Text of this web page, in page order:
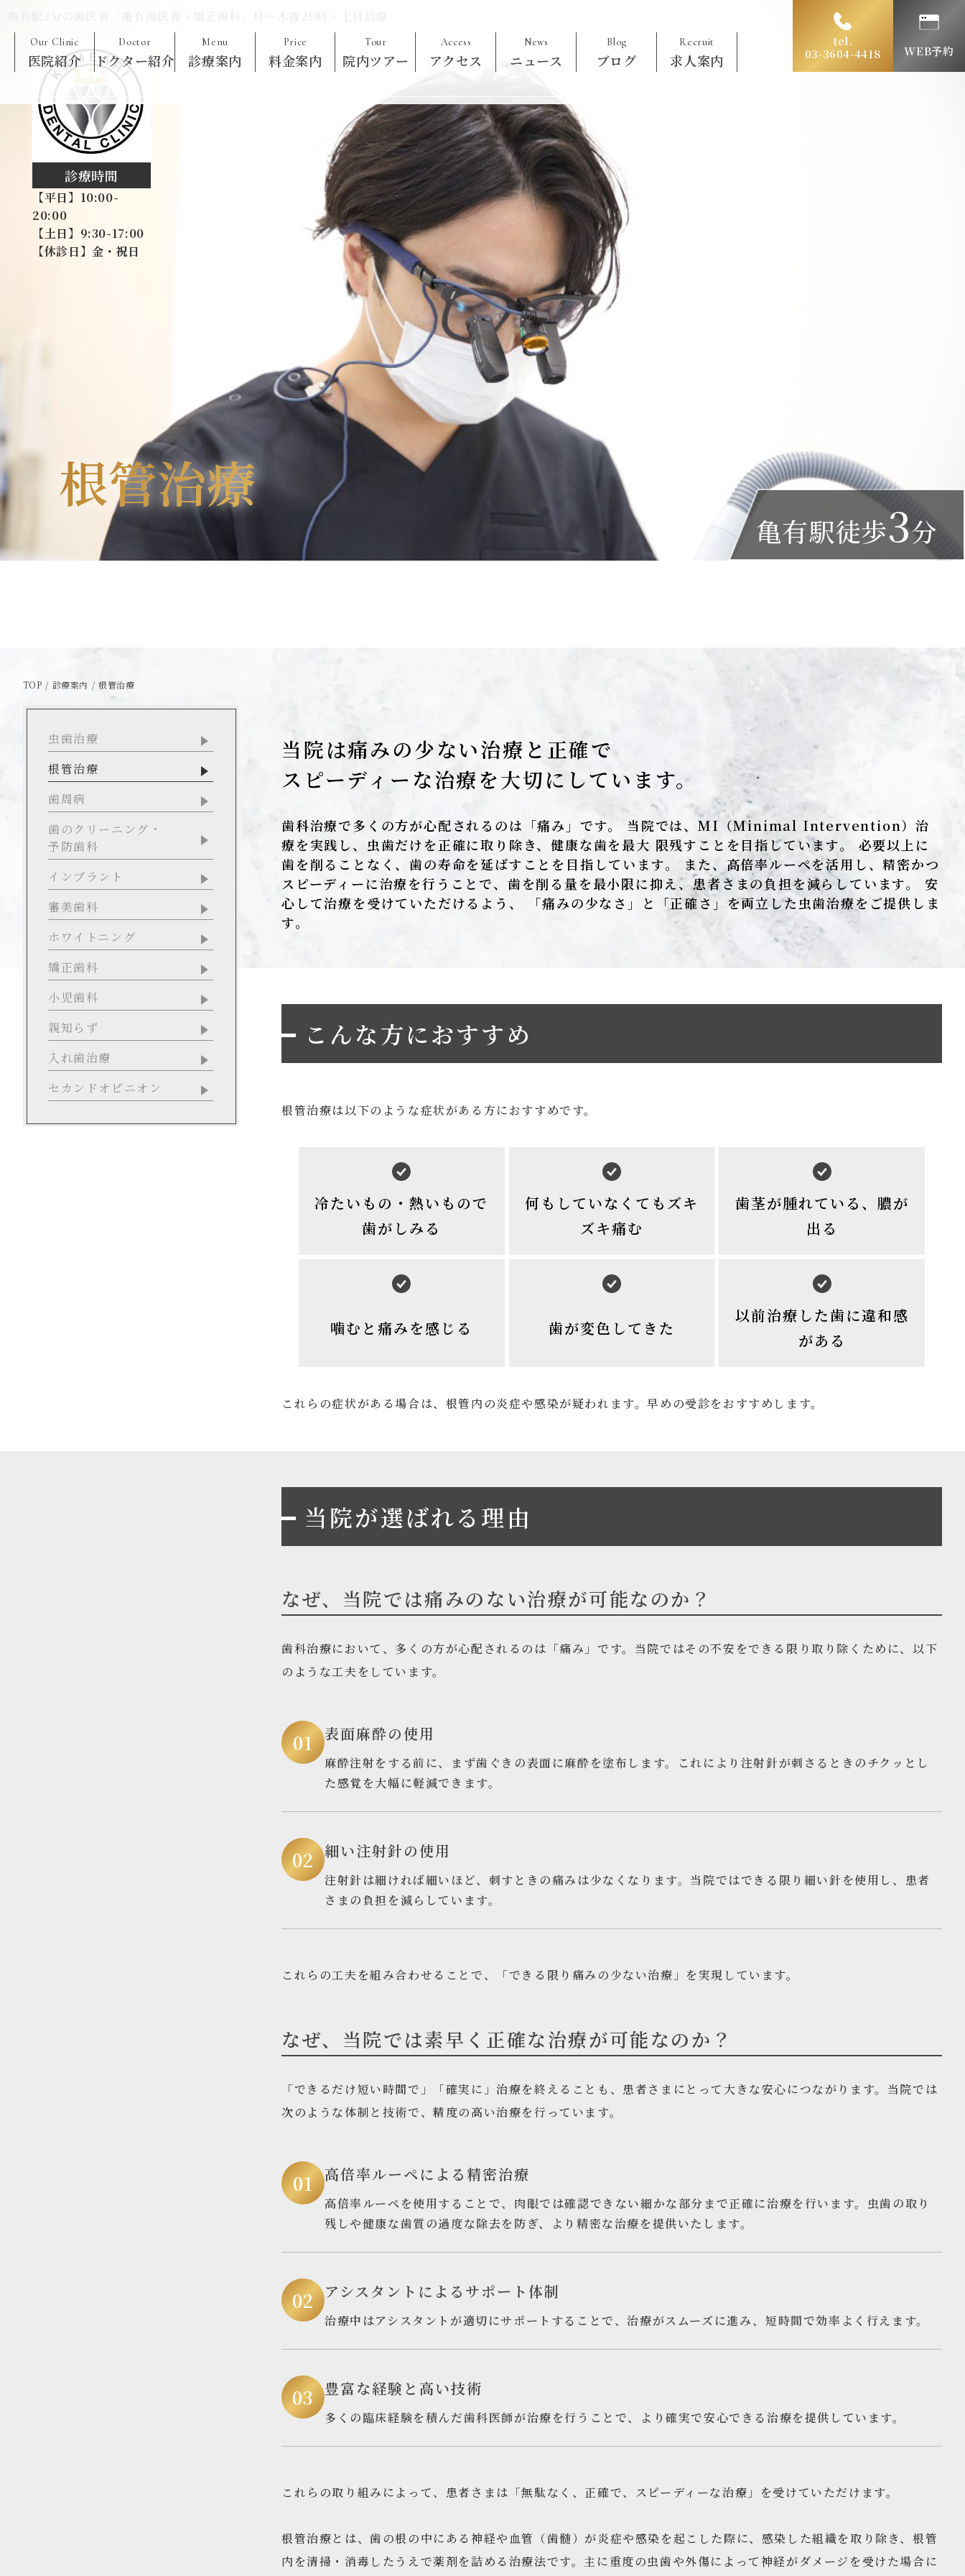
Our Clinic
医院紹介
Doctor
ドクター紹介
Menu
診療案内
Price
料金案内
Tour
院内ツアー
Access
アクセス
News
ニュース
Blog
ブログ
Recruit
求人案内
tel.
03-3604-4418
WEB予約
診療時間
【平日】10:00-
20:00
【土日】9:30-17:00
【休診日】金・祝日
根管治療
根管治療
亀有駅徒歩3分
TOP 診療案内 根管治療
虫歯治療
根管治療
歯周病
歯のクリーニング・
予防歯科
インプラント
審美歯科
ホワイトニング
矯正歯科
小児歯科
親知らず
入れ歯治療
セカンドオピニオン
当院は痛みの少ない治療と正確で
スピーディーな治療を大切にしています。
歯科治療で多くの方が心配されるのは「痛み」です。 当院では、MI（Minimal Intervention）治
療を実践し、虫歯だけを正確に取り除き、健康な歯を最大 限残すことを目指しています。 必要以上に
歯を削ることなく、歯の寿命を延ばすことを目指しています。 また、高倍率ルーペを活用し、精密かつ
スピーディーに治療を行うことで、歯を削る量を最小限に抑え、患者さまの負担を減らしています。 安
心して治療を受けていただけるよう、 「痛みの少なさ」と「正確さ」を両立した虫歯治療をご提供しま
す。
こんな方におすすめ
根管治療は以下のような症状がある方におすすめです。
冷たいもの・熱いもので
歯がしみる
何もしていなくてもズキ
ズキ痛む
歯茎が腫れている、膿が
出る
噛むと痛みを感じる 歯が変色してきた
以前治療した歯に違和感
がある
これらの症状がある場合は、根管内の炎症や感染が疑われます。早めの受診をおすすめします。
当院が選ばれる理由
なぜ、当院では痛みのない治療が可能なのか？
歯科治療において、多くの方が心配されるのは「痛み」です。当院ではその不安をできる限り取り除くために、以下
のような工夫をしています。
表面麻酔の使用
麻酔注射をする前に、まず歯ぐきの表面に麻酔を塗布します。これにより注射針が刺さるときのチクッとし
た感覚を大幅に軽減できます。
細い注射針の使用
注射針は細ければ細いほど、刺すときの痛みは少なくなります。当院ではできる限り細い針を使用し、患者
さまの負担を減らしています。
これらの工夫を組み合わせることで、「できる限り痛みの少ない治療」を実現しています。
なぜ、当院では素早く正確な治療が可能なのか？
「できるだけ短い時間で」「確実に」治療を終えることも、患者さまにとって大きな安心につながります。当院では
次のような体制と技術で、精度の高い治療を行っています。
高倍率ルーペによる精密治療
高倍率ルーペを使用することで、肉眼では確認できない細かな部分まで正確に治療を行います。虫歯の取り
残しや健康な歯質の過度な除去を防ぎ、より精密な治療を提供いたします。
アシスタントによるサポート体制
治療中はアシスタントが適切にサポートすることで、治療がスムーズに進み、短時間で効率よく行えます。
豊富な経験と高い技術
多くの臨床経験を積んだ歯科医師が治療を行うことで、より確実で安心できる治療を提供しています。
これらの取り組みによって、患者さまは「無駄なく、正確で、スピーディーな治療」を受けていただけます。
根管治療とは、歯の根の中にある神経や血管（歯髄）が炎症や感染を起こした際に、感染した組織を取り除き、根管
内を清掃・消毒したうえで薬剤を詰める治療法です。主に重度の虫歯や外傷によって神経がダメージを受けた場合に